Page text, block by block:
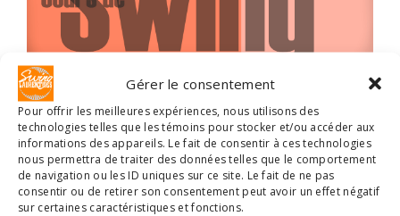
Gérer le consentement
Pour offrir les meilleures expériences, nous utilisons des
technologies telles que les témoins pour stocker et/ou accéder aux
informations des appareils. Le fait de consentir à ces technologies
nous permettra de traiter des données telles que le comportement
de navigation ou les ID uniques sur ce site. Le fait de ne pas
consentir ou de retirer son consentement peut avoir un effet négatif
sur certaines caractéristiques et fonctions.
favorite_border
04 Nov15:00 event_repeat
UNTIL04 NOV, 16:30 1h 30m